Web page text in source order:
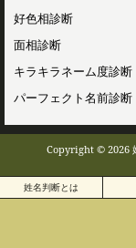
好色相診断
面相診断
キラキラネーム度診断
パーフェクト名前診断
Copyright © 2026
姓名判断とは